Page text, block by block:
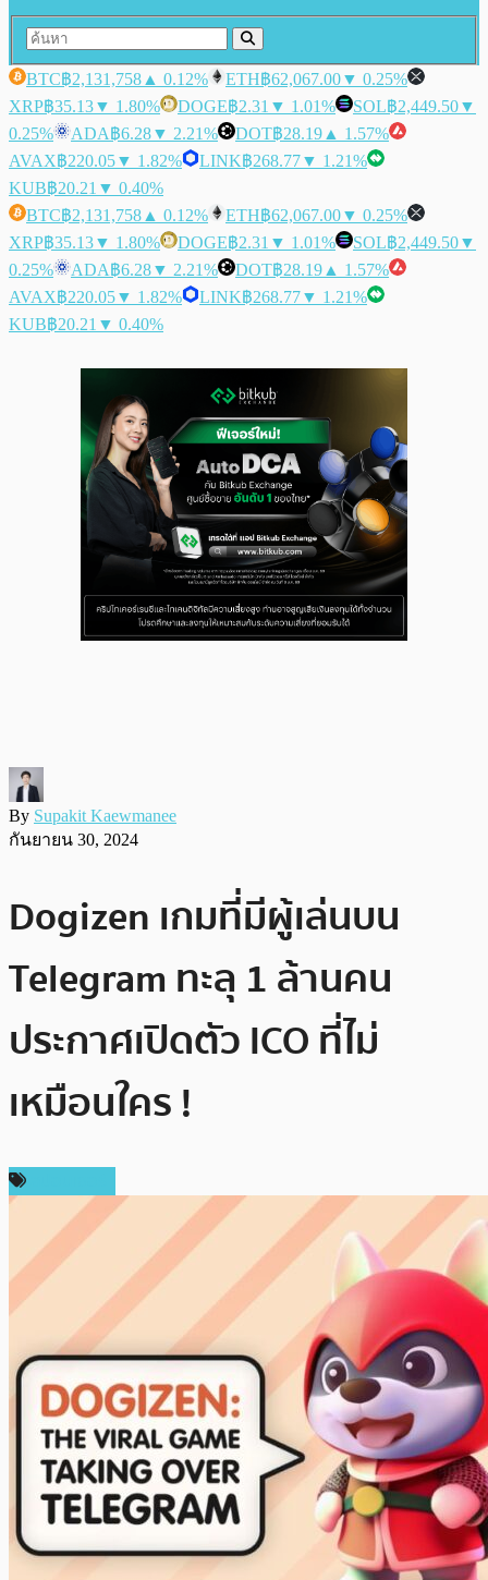
BTC฿2,131,758 ▲ 0.12% ETH฿62,067.00▼ 0.25%
XRP฿35.13▼ 1.80% DOGE฿2.31 ▼ 1.01% SOL฿2,449.50▼
0.25%
ADA฿6.28▼ 2.21% DOT฿28.19 ▲ 1.57%
AVAX฿220.05▼ 1.82% LINK฿268.77▼ 1.21%
KUB฿20.21 ▼ 0.40%
BTC฿2,131,758 ▲ 0.12% ETH฿62,067.00▼ 0.25%
XRP฿35.13▼ 1.80% DOGE฿2.31 ▼ 1.01% SOL฿2,449.50▼
0.25%
ADA฿6.28▼ 2.21% DOT฿28.19 ▲ 1.57%
AVAX฿220.05▼ 1.82% LINK฿268.77▼ 1.21%
KUB฿20.21 ▼ 0.40%
By Supakit Kaewmanee
กันยายน 30, 2024
Dogizen เกมที่มีผู้เล่นบน
Telegram ทะลุ 1 ล้านคน
ประกาศเปิดตัว ICO ที่ไม่
เหมือนใคร !